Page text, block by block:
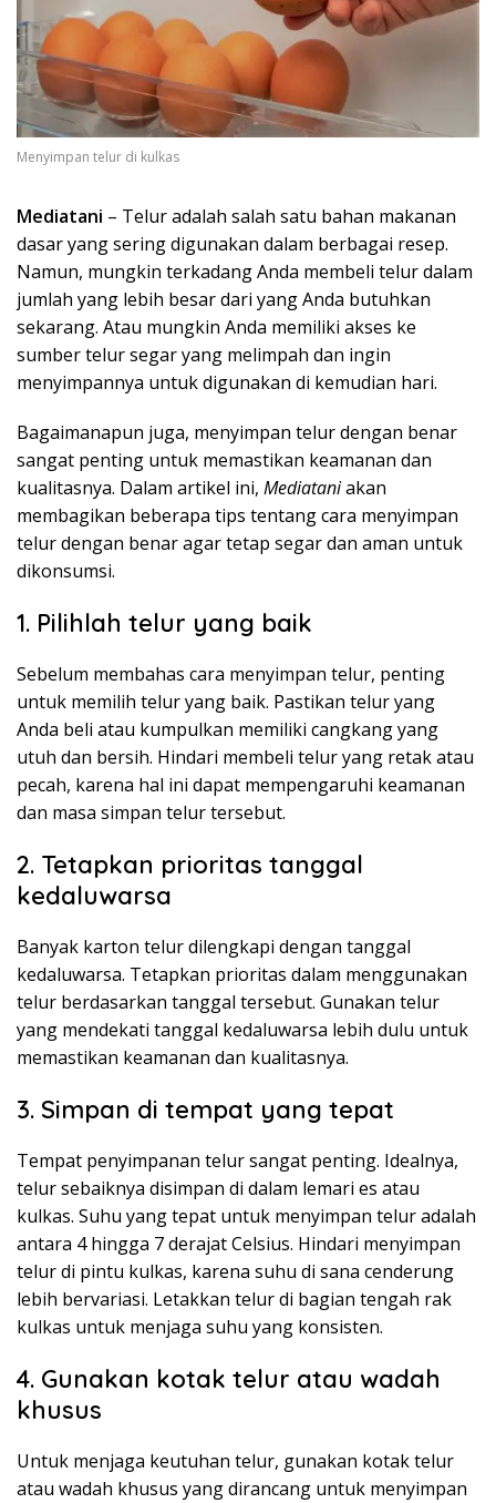
Menyimpan telur di kulkas
Mediatani – Telur adalah salah satu bahan makanan
dasar yang sering digunakan dalam berbagai resep.
Namun, mungkin terkadang Anda membeli telur dalam
jumlah yang lebih besar dari yang Anda butuhkan
sekarang. Atau mungkin Anda memiliki akses ke
sumber telur segar yang melimpah dan ingin
menyimpannya untuk digunakan di kemudian hari.
Bagaimanapun juga, menyimpan telur dengan benar
sangat penting untuk memastikan keamanan dan
kualitasnya. Dalam artikel ini, Mediataniakan
membagikan beberapa tips tentang cara menyimpan
telur dengan benar agar tetap segar dan aman untuk
dikonsumsi.
1. Pilihlah telur yang baik
Sebelum membahas cara menyimpan telur, penting
untuk memilih telur yang baik. Pastikan telur yang
Anda beli atau kumpulkan memiliki cangkang yang
utuh dan bersih. Hindari membeli telur yang retak atau
pecah, karena hal ini dapat mempengaruhi keamanan
dan masa simpan telur tersebut.
2. Tetapkan prioritas tanggal
kedaluwarsa
Banyak karton telur dilengkapi dengan tanggal
kedaluwarsa. Tetapkan prioritas dalam menggunakan
telur berdasarkan tanggal tersebut. Gunakan telur
yang mendekati tanggal kedaluwarsa lebih dulu untuk
memastikan keamanan dan kualitasnya.
3. Simpan di tempat yang tepat
Tempat penyimpanan telur sangat penting. Idealnya,
telur sebaiknya disimpan di dalam lemari es atau
kulkas. Suhu yang tepat untuk menyimpan telur adalah
antara 4 hingga 7 derajat Celsius. Hindari menyimpan
telur di pintu kulkas, karena suhu di sana cenderung
lebih bervariasi. Letakkan telur di bagian tengah rak
kulkas untuk menjaga suhu yang konsisten.
4. Gunakan kotak telur atau wadah
khusus
Untuk menjaga keutuhan telur, gunakan kotak telur
atau wadah khusus yang dirancang untuk menyimpan